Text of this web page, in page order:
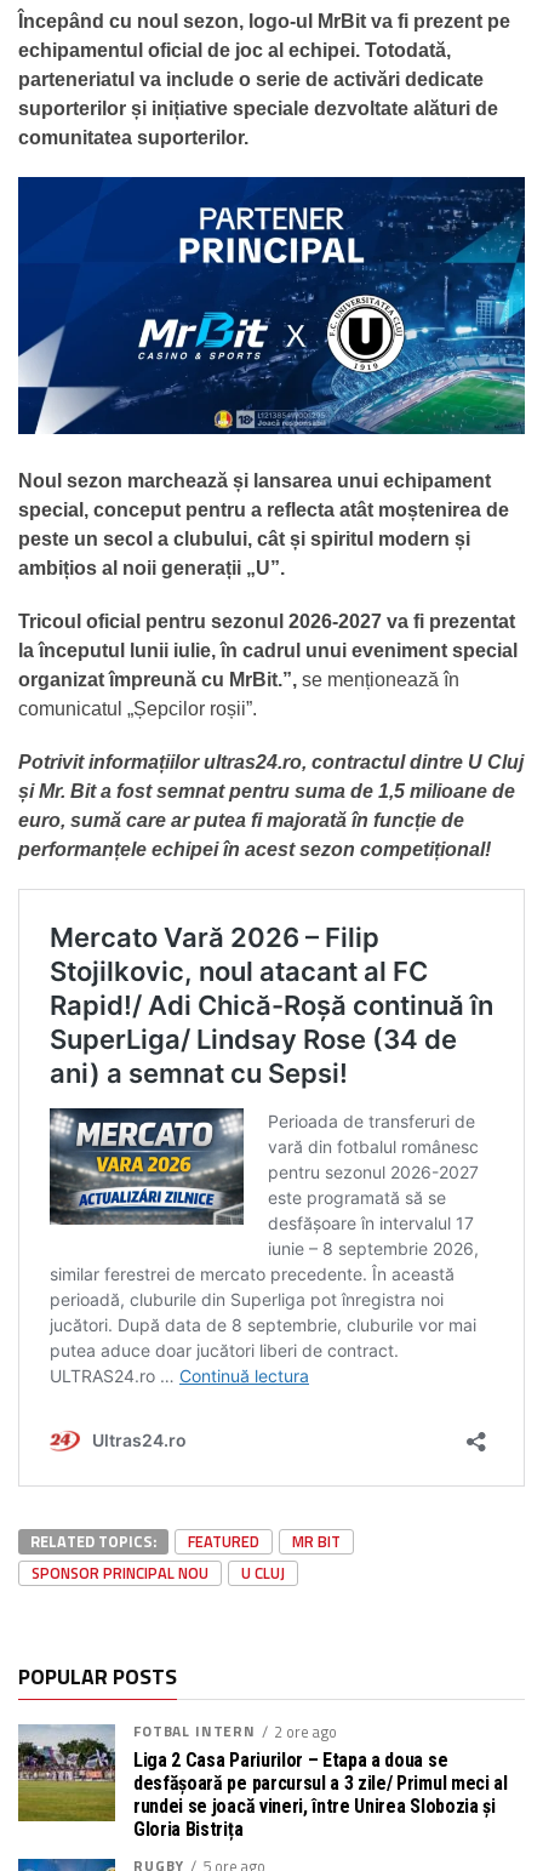
Începând cu noul sezon, logo-ul MrBit va fi prezent pe
echipamentul oficial de joc al echipei. Totodată,
parteneriatul va include o serie de activări dedicate
suporterilor și inițiative speciale dezvoltate alături de
comunitatea suporterilor.
Noul sezon marchează și lansarea unui echipament
special, conceput pentru a reflecta atât moștenirea de
peste un secol a clubului, cât și spiritul modern și
ambițios al noii generații „U”.
Tricoul oficial pentru sezonul 2026-2027 va fi prezentat
la începutul lunii iulie, în cadrul unui eveniment special
organizat împreună cu MrBit.”, se menționează în
comunicatul „Șepcilor roșii”.
Potrivit informațiilor ultras24.ro, contractul dintre U Cluj
și Mr. Bit a fost semnat pentru suma de 1,5 milioane de
euro, sumă care ar putea fi majorată în funcție de
performanțele echipei în acest sezon competițional!
RELATED TOPICS: FEATURED
MR BIT
SPONSOR PRINCIPAL NOU
U CLUJ
POPULAR POSTS
FOTBAL INTERN 2 ore ago
Liga 2 Casa Pariurilor – Etapa a doua se
desfășoară pe parcursul a 3 zile/ Primul meci al
rundei se joacă vineri, între Unirea Slobozia și
Gloria Bistrița
RUGBY